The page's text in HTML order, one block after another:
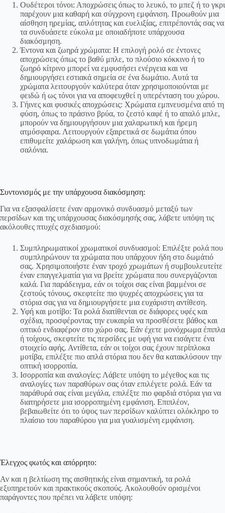
Ουδέτεροι τόνοι: Αποχρώσεις όπως το λευκό, το μπεζ ή το γκρι
παρέχουν μια καθαρή και σύγχρονη εμφάνιση. Προωθούν μια
αίσθηση ηρεμίας, απλότητας και ευελιξίας, επιτρέποντάς σας να
τα συνδυάσετε εύκολα με οποιαδήποτε υπάρχουσα
διακόσμηση.
Έντονα και ζωηρά χρώματα: Η επιλογή ρολό σε έντονες
αποχρώσεις όπως το βαθύ μπλε, το πλούσιο κόκκινο ή το
ζωηρό κίτρινο μπορεί να εμφυσήσει ενέργεια και να
δημιουργήσει εστιακά σημεία σε ένα δωμάτιο. Αυτά τα
χρώματα λειτουργούν καλύτερα όταν χρησιμοποιούνται με
φειδώ ή ως τόνοι για να αποφευχθεί η υπερένταση του χώρου.
Γήινες και φυσικές αποχρώσεις: Χρώματα εμπνευσμένα από τη
φύση, όπως το πράσινο βρύα, το ζεστό καφέ ή το απαλό μπλε,
μπορούν να δημιουργήσουν μια χαλαρωτική και ήρεμη
ατμόσφαιρα. Λειτουργούν εξαιρετικά σε δωμάτια όπου
επιθυμείτε χαλάρωση και γαλήνη, όπως υπνοδωμάτια ή
σαλόνια.
Συντονισμός με την υπάρχουσα διακόσμηση:
Για να εξασφαλίσετε έναν αρμονικό συνδυασμό μεταξύ των
περσίδων και της υπάρχουσας διακόσμησής σας, λάβετε υπόψη τις
ακόλουθες πτυχές σχεδιασμού:
Συμπληρωματικοί χρωματικοί συνδυασμοί: Επιλέξτε ρολά που
συμπληρώνουν τα χρώματα που υπάρχουν ήδη στο δωμάτιό
σας. Χρησιμοποιήστε έναν τροχό χρωμάτων ή συμβουλευτείτε
έναν επαγγελματία για να βρείτε χρώματα που συνεργάζονται
καλά. Για παράδειγμα, εάν οι τοίχοι σας είναι βαμμένοι σε
ζεστούς τόνους, σκεφτείτε πιο ψυχρές αποχρώσεις για τα
στόρια σας για να δημιουργήσετε μια ευχάριστη αντίθεση.
Υφή και μοτίβο: Τα ρολά διατίθενται σε διάφορες υφές και
σχέδια, προσφέροντας την ευκαιρία να προσθέσετε βάθος και
οπτικό ενδιαφέρον στο χώρο σας. Εάν έχετε μονόχρωμα έπιπλα
ή τοίχους, σκεφτείτε τις περσίδες με υφή για να εισάγετε ένα
στοιχείο αφής. Αντίθετα, εάν οι τοίχοι σας έχουν περίπλοκα
μοτίβα, επιλέξτε πιο απλά στόρια που δεν θα κατακλύσουν την
οπτική ισορροπία.
Ισορροπία και αναλογίες: Λάβετε υπόψη το μέγεθος και τις
αναλογίες των παραθύρων σας όταν επιλέγετε ρολά. Εάν τα
παράθυρά σας είναι μεγάλα, επιλέξτε πιο φαρδιά στόρια για να
διατηρήσετε μια ισορροπημένη εμφάνιση. Επιπλέον,
βεβαιωθείτε ότι το ύψος των περσίδων καλύπτει ολόκληρο το
πλαίσιο του παραθύρου για μια γυαλισμένη εμφάνιση.
Έλεγχος φωτός και απόρρητο:
Αν και η βελτίωση της αισθητικής είναι σημαντική, τα ρολά
εξυπηρετούν και πρακτικούς σκοπούς. Ακολουθούν ορισμένοι
παράγοντες που πρέπει να λάβετε υπόψη: